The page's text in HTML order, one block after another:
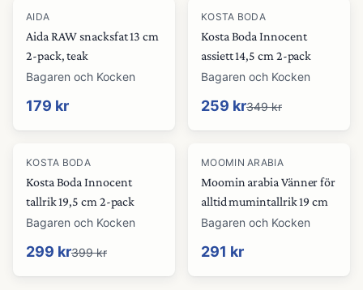
AIDA
Aida RAW snacksfat 13 cm
2-pack, teak
Bagaren och Kocken
179 kr
-26%
KOSTA BODA
Kosta Boda Innocent
assiett 14,5 cm 2-pack
Bagaren och Kocken
259 kr349 kr
-25%
KOSTA BODA
Kosta Boda Innocent
tallrik 19,5 cm 2-pack
Bagaren och Kocken
299 kr399 kr
MOOMIN ARABIA
Moomin arabia Vänner för
alltid mumintallrik 19 cm
Bagaren och Kocken
291 kr